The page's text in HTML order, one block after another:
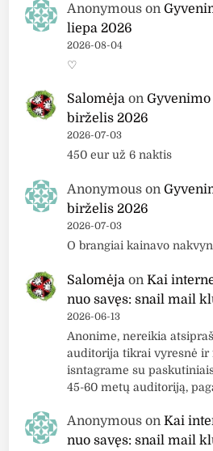
Anonymous on
liepa 2026
2026-08-04
♡
Salomėja onGyvenimo
birželis 2026
2026-07-03
450 eur už 6 naktis
Anonymous on
birželis 2026
2026-07-03
O brangiai kainavo
Salomėja onKai
nuo savęs: snail mail
2026-06-13
Anonime, nereikia
auditorija tikrai vyresnė ir
isntagrame su
45-60 metų auditoriją,
Anonymous onKai
nuo savęs: snail mail